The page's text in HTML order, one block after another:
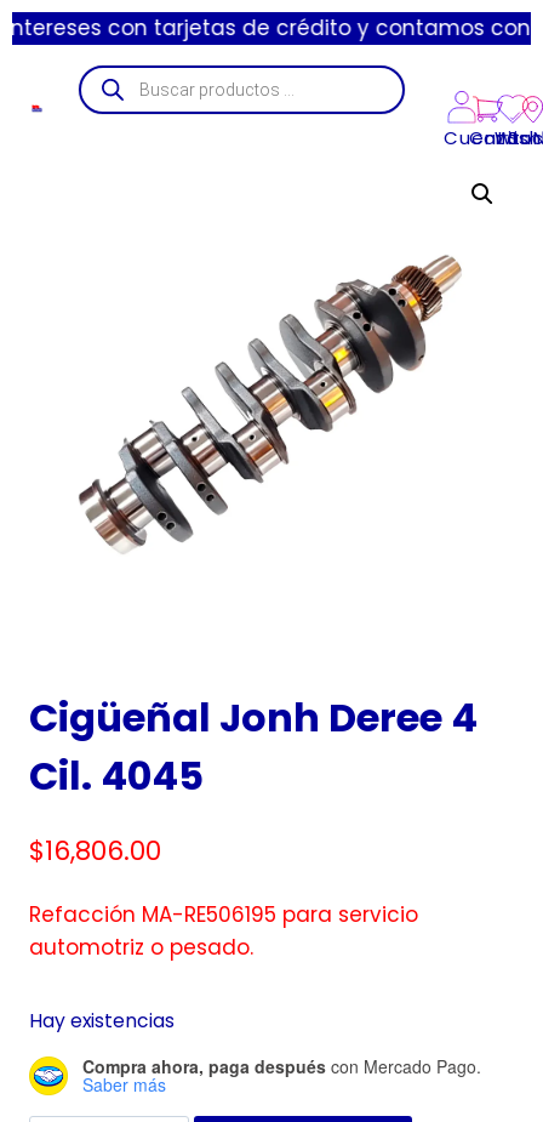
con tarjetas de crédito y contamos con envíos
Cuenta
Carrito
Cigüeñal Jonh Deree 4
Cil. 4045
$16,806.00
Refacción MA-RE506195 para servicio
automotriz o pesado.
Hay existencias
Compra ahora, paga después con Mercado Pago.
Saber más